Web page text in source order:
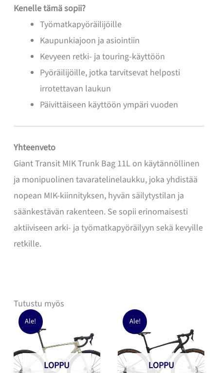
Kenelle tämä sopii?
Työmatkapyöräilijöille
Kaupunkiajoon ja asiointiin
Kevyeen retki- ja touring-käyttöön
Pyöräilijöille, jotka tarvitsevat helposti
irrotettavan laukun
Päivittäiseen käyttöön ympäri vuoden
Yhteenveto
Giant Transit MIK Trunk Bag 11L on käytännöllinen
ja monipuolinen tavaratelinelaukku, joka yhdistää
nopean MIK-kiinnityksen, hyvän säilytystilan ja
säänkestävän rakenteen. Se sopii erinomaisesti
aktiiviseen arki- ja työmatkapyöräilyyn sekä kevyille
retkille.
Tutustu myös
Ale!
LOPPU
Ale!
LOPPU